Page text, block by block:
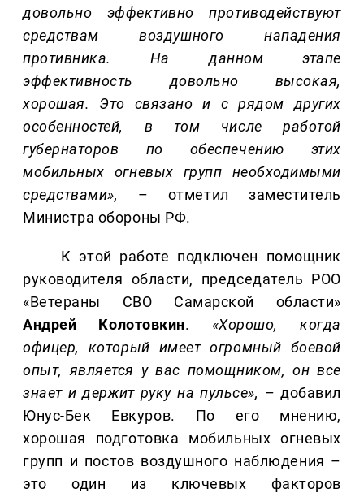
довольно эффективно противодействуют
средствам воздушного нападения
противника. На данном этапе
эффективность довольно высокая,
хорошая. Это связано и с рядом других
особенностей, в том числе работой
губернаторов по обеспечению этих
мобильных огневых групп необходимыми
средствами»,
– отметил заместитель
Министра обороны РФ.
К этой работе подключен помощник
руководителя области, председатель РОО
«Ветераны СВО Самарской области»
Андрей Колотовкин. «Хорошо, когда
офицер, который имеет огромный боевой
опыт, является у вас помощником, он все
знает и держит руку на пульсе», – добавил
Юнус-Бек Евкуров. По его мнению,
хорошая подготовка мобильных огневых
групп и постов воздушного наблюдения –
это один из ключевых факторов